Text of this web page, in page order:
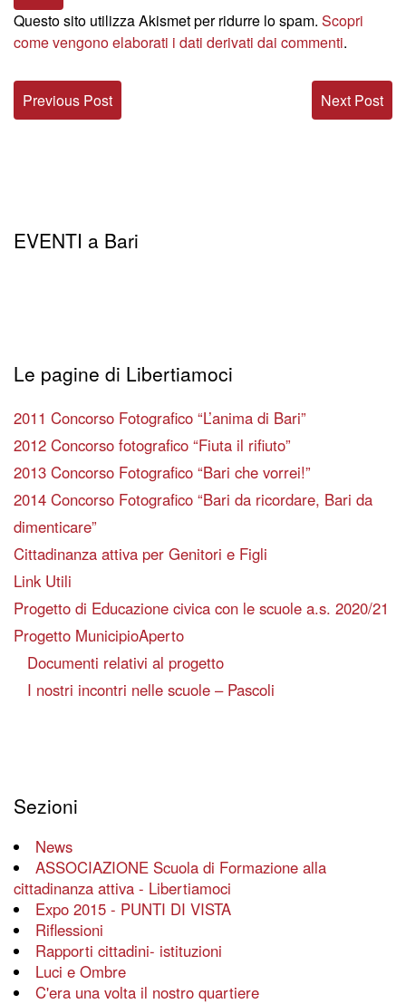
Questo sito utilizza Akismet per ridurre lo spam. Scopri
come vengono elaborati i dati derivati dai commenti.
Next Post
Previous Post
EVENTI a Bari
Le pagine di Libertiamoci
2011 Concorso Fotografico “L’anima di Bari”
2012 Concorso fotografico “Fiuta il rifiuto”
2013 Concorso Fotografico “Bari che vorrei!”
2014 Concorso Fotografico “Bari da ricordare, Bari da
dimenticare”
Cittadinanza attiva per Genitori e Figli
Link Utili
Progetto di Educazione civica con le scuole a.s. 2020/21
Progetto MunicipioAperto
Documenti relativi al progetto
I nostri incontri nelle scuole – Pascoli
Sezioni
News
ASSOCIAZIONE Scuola di Formazione alla
cittadinanza attiva - Libertiamoci
Expo 2015 - PUNTI DI VISTA
Riflessioni
Rapporti cittadini- istituzioni
Luci e Ombre
C'era una volta il nostro quartiere